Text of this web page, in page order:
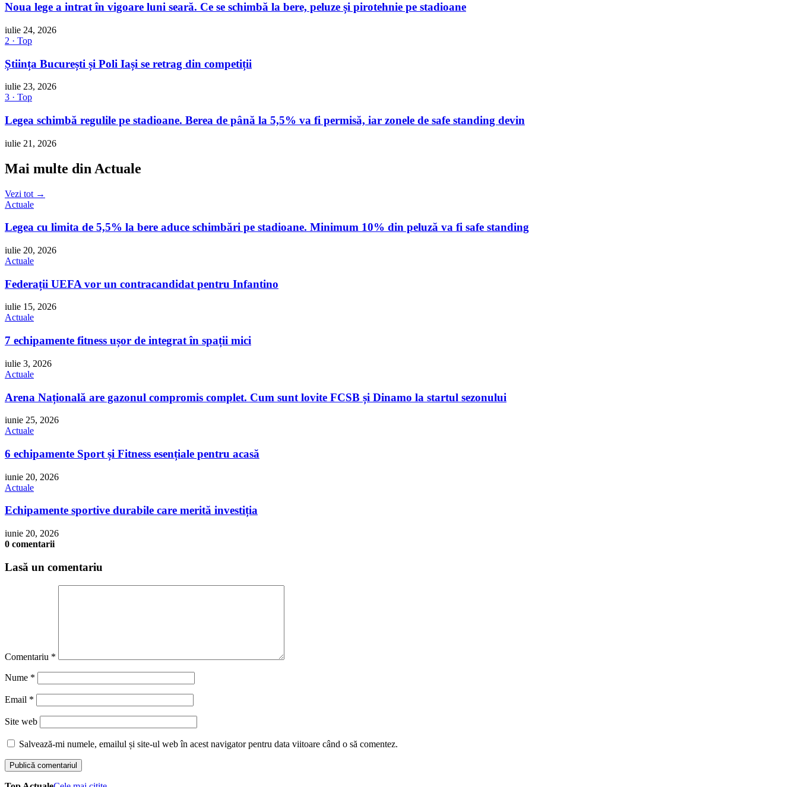
Noua lege a intrat în vigoare luni seară. Ce se schimbă la bere, peluze și pirotehnie pe stadioane
iulie 24, 2026
2 · Top
Știința București și Poli Iași se retrag din competiții
iulie 23, 2026
3 · Top
Legea schimbă regulile pe stadioane. Berea de până la 5,5% va fi permisă, iar zonele de safe standing devin
iulie 21, 2026
Mai multe din Actuale
Vezi tot →
Actuale
Legea cu limita de 5,5% la bere aduce schimbări pe stadioane. Minimum 10% din peluză va fi safe standing
iulie 20, 2026
Actuale
Federații UEFA vor un contracandidat pentru Infantino
iulie 15, 2026
Actuale
7 echipamente fitness ușor de integrat în spații mici
iulie 3, 2026
Actuale
Arena Națională are gazonul compromis complet. Cum sunt lovite FCSB și Dinamo la startul sezonului
iunie 25, 2026
Actuale
6 echipamente Sport și Fitness esențiale pentru acasă
iunie 20, 2026
Actuale
Echipamente sportive durabile care merită investiția
iunie 20, 2026
0 comentarii
Lasă un comentariu
Comentariu *
Nume *
Email *
Site web
Salvează-mi numele, emailul și site-ul web în acest navigator pentru data viitoare când o să comentez.